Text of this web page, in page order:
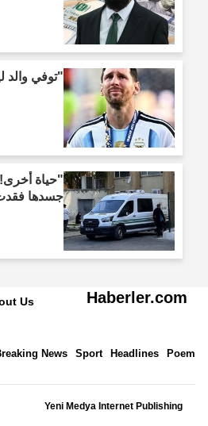
"توفي والد
"حياة أخرى!
جسدها فقدت
Haberler.com
Us
Poem
Headlines
Sport
Breaking News
Yeni Medya Internet Publishing